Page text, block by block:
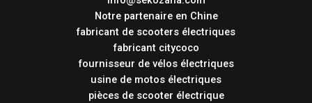
Notre partenaire en Chine
fabricant de scooters électriques
fabricant citycoco
fournisseur de vélos électriques
usine de motos électriques
pièces de scooter électrique